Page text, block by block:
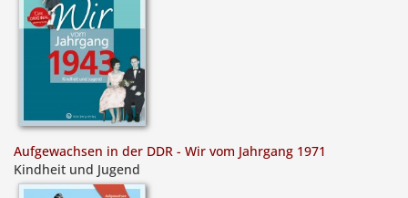
Aufgewachsen in der DDR - Wir vom Jahrgang 1971
Kindheit und Jugend